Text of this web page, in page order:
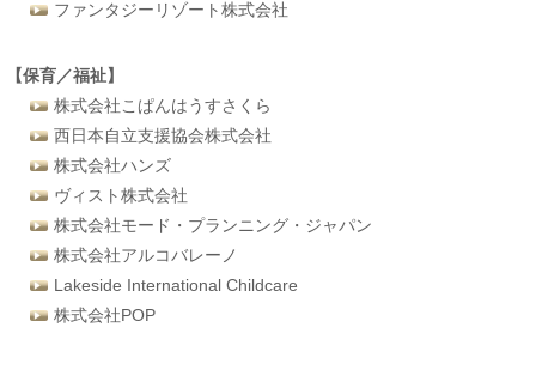
ファンタジーリゾート株式会社
【保育／福祉】
株式会社こぱんはうすさくら
西日本自立支援協会株式会社
株式会社ハンズ
ヴィスト株式会社
株式会社モード・プランニング・ジャパン
株式会社アルコバレーノ
Lakeside International Childcare
株式会社POP